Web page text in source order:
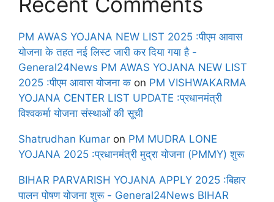
PM AWAS YOJANA NEW LIST 2025 :पीएम आवास
योजना के तहत नई लिस्ट जारी कर दिया गया है -
General24News PM AWAS YOJANA NEW LIST
2025 :पीएम आवास योजना क on PM VISHWAKARMA
YOJANA CENTER LIST UPDATE :प्रधानमंत्री
विश्वकर्मा योजना संस्थाओं की सूची
Shatrudhan Kumar on PM MUDRA LONE
YOJANA 2025 :प्रधानमंत्री मुद्रा योजना (PMMY) शुरू
BIHAR PARVARISH YOJANA APPLY 2025 :बिहार
पालन पोषण योजना शुरू - General24News BIHAR